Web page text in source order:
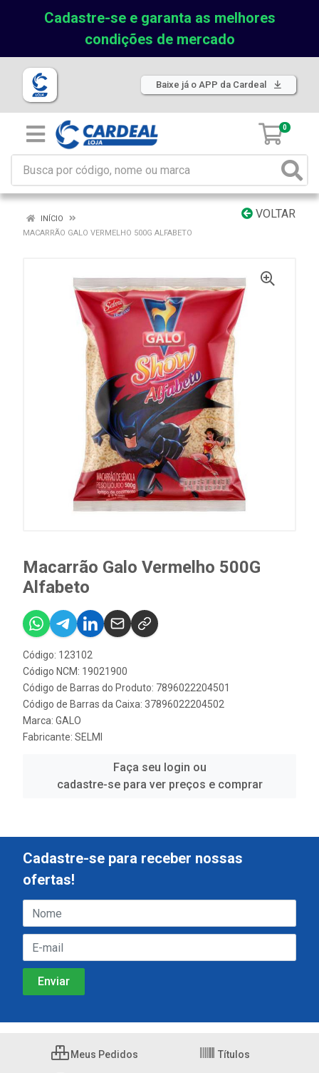
Cadastre-se e garanta as melhores
condições de mercado
Baixe já o APP da Cardeal
0
VOLTAR
INÍCIO
MACARRÃO GALO VERMELHO 500G ALFABETO
Macarrão Galo Vermelho 500G
Alfabeto
Código: 123102
Código NCM: 19021900
Código de Barras do Produto: 7896022204501
Código de Barras da Caixa: 37896022204502
Marca: GALO
Fabricante: SELMI
Faça seu login ou
cadastre-se para ver preços e comprar
Cadastre-se para receber nossas
ofertas!
Meus Pedidos Títulos